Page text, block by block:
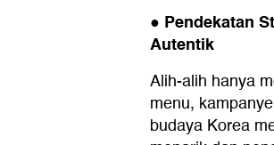
● Pendekatan
Autentik
Alih-alih hanya
menu,
budaya Korea